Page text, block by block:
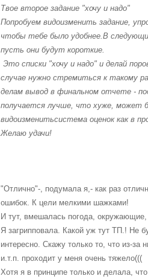
Твое второе задание "хочу и надо"
Попробуем видоизменить задание,
чтобы тебе было удобнее.В
пусть они будут короткие.
Это списки "хочу и надо" и делай
случае нужно стремиться к такому
делам вывод в финальном отчете -
получается лучше, что хуже, может
видоизменитьсистема оценок как в
Желаю удачи!
"Отлично"-, подумала я,- как раз
ошибок. К цели мелкими шажками!
И тут, вмешалась погода, окружающие,
Я загрипповала. Какой уж тут ТП.! Не
интересно. Скажу только то, что из-за
и.т.п. проходит у меня очень тяжело(((
Хотя я в принципе только и делала,